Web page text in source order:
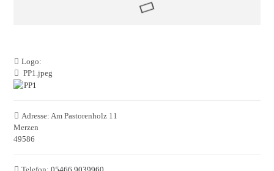
Logo:
PP1.jpeg
Adresse: Am Pastorenholz 11
Merzen
49586